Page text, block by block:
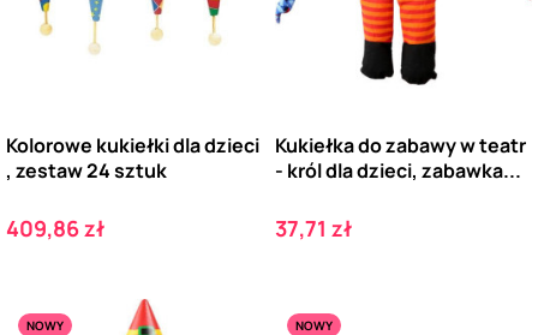
Kolorowe kukiełki dla dzieci
, zestaw 24 sztuk
Cena
409,86 zł
Kukiełka do zabawy w teatr
- król dla dzieci, zabawka...
Cena
37,71 zł
NOWY
NOWY